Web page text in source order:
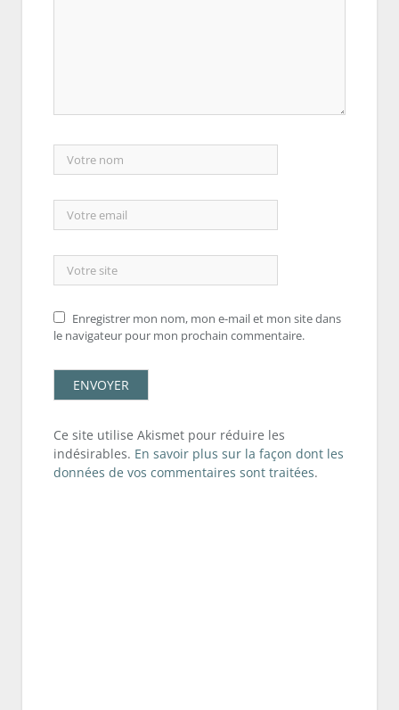
Enregistrer mon nom, mon e-mail et mon site dans
le navigateur pour mon prochain commentaire.
Ce site utilise Akismet pour réduire les
indésirables. En savoir plus sur la façon dont les
données de vos commentaires sont traitées.